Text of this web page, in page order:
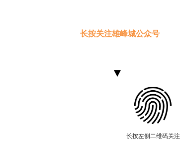
长按关注雄峰城公众号
长按左侧二维码关注